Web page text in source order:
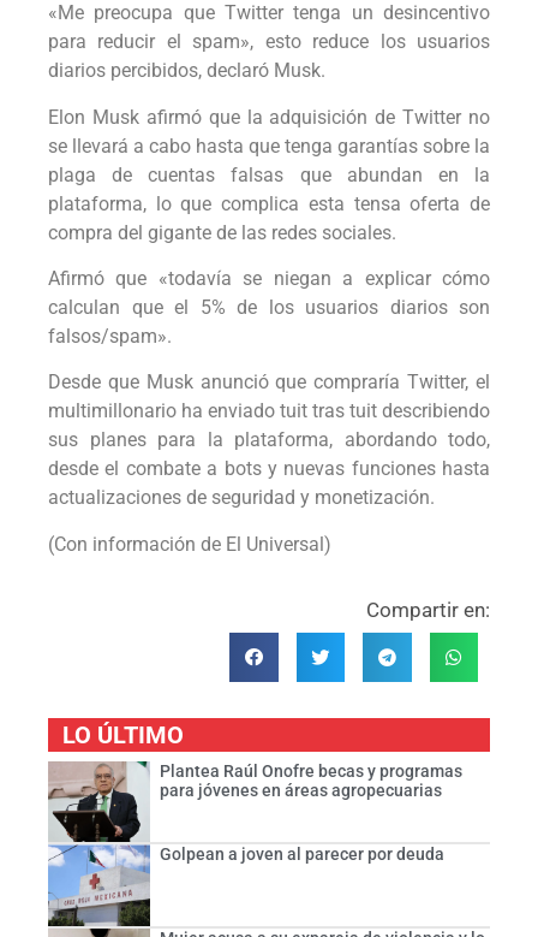
«Me preocupa que Twitter tenga un desincentivo
para reducir el spam», esto reduce los usuarios
diarios percibidos, declaró Musk.
Elon Musk afirmó que la adquisición de Twitter no
se llevará a cabo hasta que tenga garantías sobre la
plaga de cuentas falsas que abundan en la
plataforma, lo que complica esta tensa oferta de
compra del gigante de las redes sociales.
Afirmó que «todavía se niegan a explicar cómo
calculan que el 5% de los usuarios diarios son
falsos/spam».
Desde que Musk anunció que compraría Twitter, el
multimillonario ha enviado tuit tras tuit describiendo
sus planes para la plataforma, abordando todo,
desde el combate a bots y nuevas funciones hasta
actualizaciones de seguridad y monetización.
(Con información de El Universal)
Compartir en:
LO ÚLTIMO
Plantea Raúl Onofre becas y programas
para jóvenes en áreas agropecuarias
Golpean a joven al parecer por deuda